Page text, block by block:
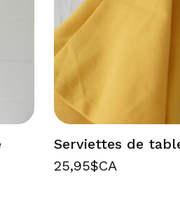
Serviettes de
25,95$CA